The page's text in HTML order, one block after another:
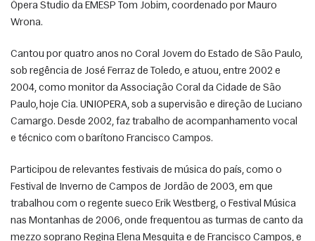
Ópera Studio da EMESP Tom Jobim, coordenado por Mauro
Wrona.
Cantou por quatro anos no Coral Jovem do Estado de São Paulo,
sob regência de José Ferraz de Toledo, e atuou, entre 2002 e
2004, como monitor da Associação Coral da Cidade de São
Paulo, hoje Cia. UNIOPERA, sob a supervisão e direção de Luciano
Camargo. Desde 2002, faz trabalho de acompanhamento vocal
e técnico com o barítono Francisco Campos.
Participou de relevantes festivais de música do país, como o
Festival de Inverno de Campos de Jordão de 2003, em que
trabalhou com o regente sueco Erik Westberg, o Festival Música
nas Montanhas de 2006, onde frequentou as turmas de canto da
mezzo soprano Regina Elena Mesquita e de Francisco Campos, e